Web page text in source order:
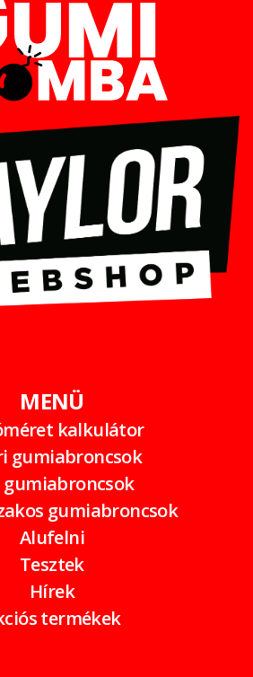
MENÜ
kalkulátor
gumiabroncsok
gumiabroncsok
gumiabroncsok
Alufelni
Tesztek
Hírek
termékek